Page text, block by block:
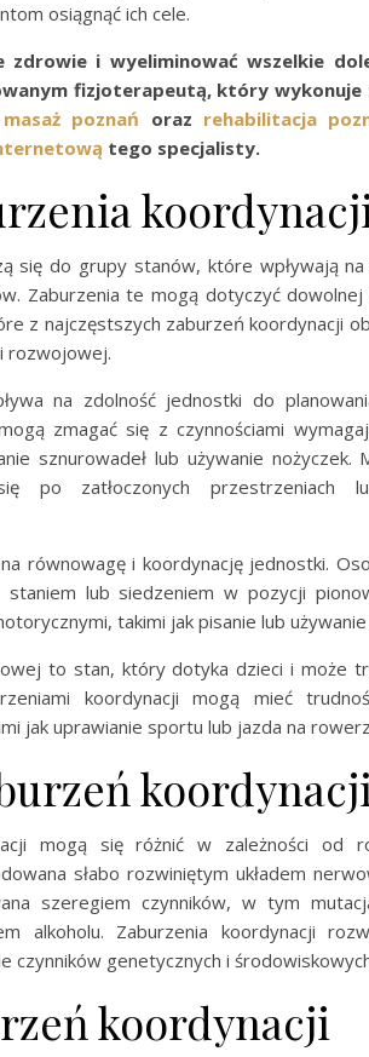
osiągnąć ich cele.
zdrowie i wyeliminować wszelkie
fizjoterapeutą, który wykonuje
masaż poznań oraz rehabilitacja
tego specjalisty.
się do grupy stanów, które wpływają
Zaburzenia te mogą dotyczyć dowolnej
z najczęstszych zaburzeń koordynacji
rozwojowej.
na zdolność jednostki do
zmagać się z czynnościami
sznurowadeł lub używanie nożyczek.
po zatłoczonych przestrzeniach
równowagę i koordynację jednostki.
staniem lub siedzeniem w pozycji
takimi jak pisanie lub
to stan, który dotyka dzieci i może
koordynacji mogą mieć
jak uprawianie sportu lub jazda na
koordynacji
mogą się różnić w zależności od
słabo rozwiniętym układem
szeregiem czynników, w tym
alkoholu. Zaburzenia koordynacji
czynników genetycznych i
koordynacji